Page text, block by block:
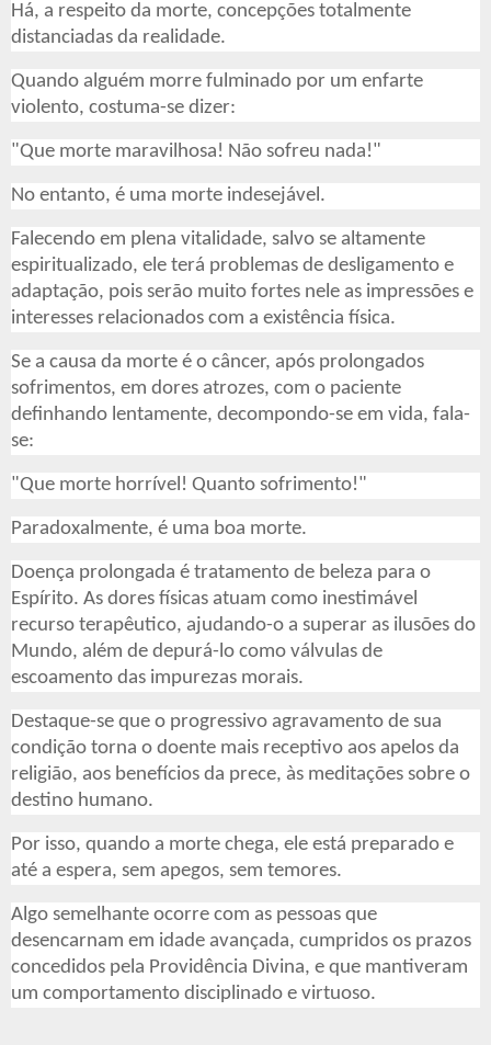
Há, a respeito da morte, concepções totalmente
distanciadas da realidade.
Quando alguém morre fulminado por um enfarte
violento, costuma-se dizer:
"Que morte maravilhosa! Não sofreu nada!"
No entanto, é uma morte indesejável.
Falecendo em plena vitalidade, salvo se altamente
espiritualizado, ele terá problemas de desligamento e
adaptação, pois serão muito fortes nele as impressões e
interesses relacionados com a existência física.
Se a causa da morte é o câncer, após prolongados
sofrimentos, em dores atrozes, com o paciente
definhando lentamente, decompondo-se em vida, fala-
se:
"Que morte horrível! Quanto sofrimento!"
Paradoxalmente, é uma boa morte.
Doença prolongada é tratamento de beleza para o
Espírito. As dores físicas atuam como inestimável
recurso terapêutico, ajudando-o a superar as ilusões do
Mundo, além de depurá-lo como válvulas de
escoamento das impurezas morais.
Destaque-se que o progressivo agravamento de sua
condição torna o doente mais receptivo aos apelos da
religião, aos benefícios da prece, às meditações sobre o
destino humano.
Por isso, quando a morte chega, ele está preparado e
até a espera, sem apegos, sem temores.
Algo semelhante ocorre com as pessoas que
desencarnam em idade avançada, cumpridos os prazos
concedidos pela Providência Divina, e que mantiveram
um comportamento disciplinado e virtuoso.